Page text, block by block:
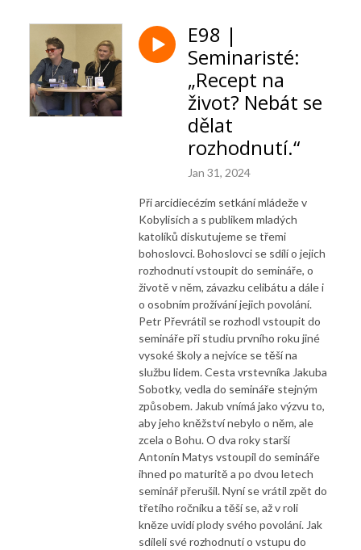
E98 |
Seminaristé:
„Recept na
život? Nebát se
dělat
rozhodnutí.“
Jan 31, 2024
Při arcidiecézím setkání mládeže v
Kobylisích a s publikem mladých
katolíků diskutujeme se třemi
bohoslovci. Bohoslovci se sdílí o jejich
rozhodnutí vstoupit do semináře, o
životě v něm, závazku celibátu a dále i
o osobním prožívání jejich povolání.
Petr Převrátil se rozhodl vstoupit do
semináře při studiu prvního roku jiné
vysoké školy a nejvíce se těší na
službu lidem. Cesta vrstevníka Jakuba
Sobotky, vedla do semináře stejným
způsobem. Jakub vnímá jako výzvu to,
aby jeho kněžství nebylo o něm, ale
zcela o Bohu. O dva roky starší
Antonín Matys vstoupil do semináře
ihned po maturitě a po dvou letech
seminář přerušil. Nyní se vrátil zpět do
třetího ročníku a těší se, až v roli
kněze uvidí plody svého povolání. Jak
sdíleli své rozhodnutí o vstupu do